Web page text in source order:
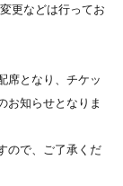
更などは行ってお
席となり、チケッ
お知らせとなりま
ので、ご了承くだ